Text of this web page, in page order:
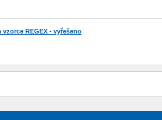
vzorce REGEX - vyřešeno